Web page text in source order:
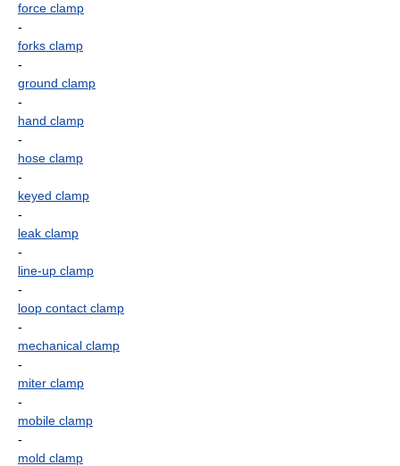
force clamp
-
forks clamp
-
ground clamp
-
hand clamp
-
hose clamp
-
keyed clamp
-
leak clamp
-
line-up clamp
-
loop contact clamp
-
mechanical clamp
-
miter clamp
-
mobile clamp
-
mold clamp